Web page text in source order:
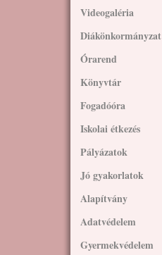
Videogaléria
Diákönkormányzat
Órarend
Könyvtár
Fogadóóra
Iskolai étkezés
Pályázatok
Jó gyakorlatok
Alapítvány
Adatvédelem
Gyermekvédelem